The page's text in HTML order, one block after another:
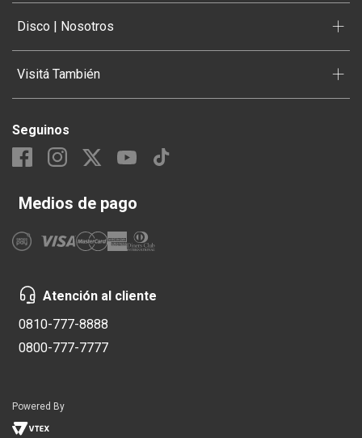
Disco | Nosotros +
Visitá También +
Seguinos
Medios de pago
Atención al cliente
0810-777-8888
0800-777-7777
Powered By